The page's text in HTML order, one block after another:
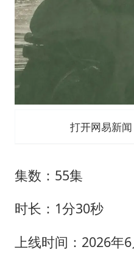
打开网易新
集数：55集
时长：1分30秒
上线时间：2026年